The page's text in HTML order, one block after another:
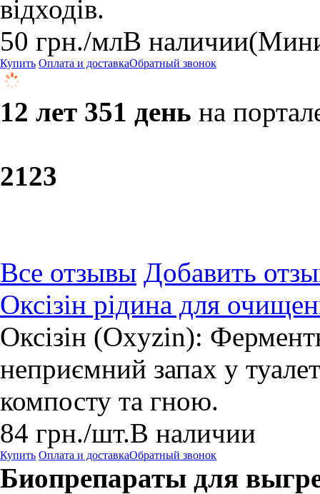
відходів.
50 грн./млВ наличии
Купить Оплата и доставкаОбратный звонок
12 лет 351 день на
2123
Все отзывы Добавить
Оксізін рідина для
Оксізін (Oxyzin):
неприємний запах у
компосту та гною.
84 грн./шт.В наличии
Купить Оплата и доставкаОбратный звонок
Биопрепараты для